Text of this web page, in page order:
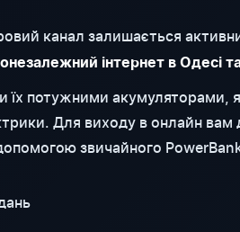
канал залишається
інтернет в Одесі
їх потужними
Для виходу в онлайн
звичайного